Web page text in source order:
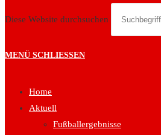
Diese Website durchsuchen
MENÜ SCHLIESSEN
Home
Aktuell
Fußballergebnisse